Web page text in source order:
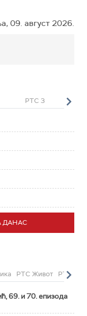
09. август 2026.
РТС 3
ДАНАС
РТС Живот РТС
69. и 70. епизода